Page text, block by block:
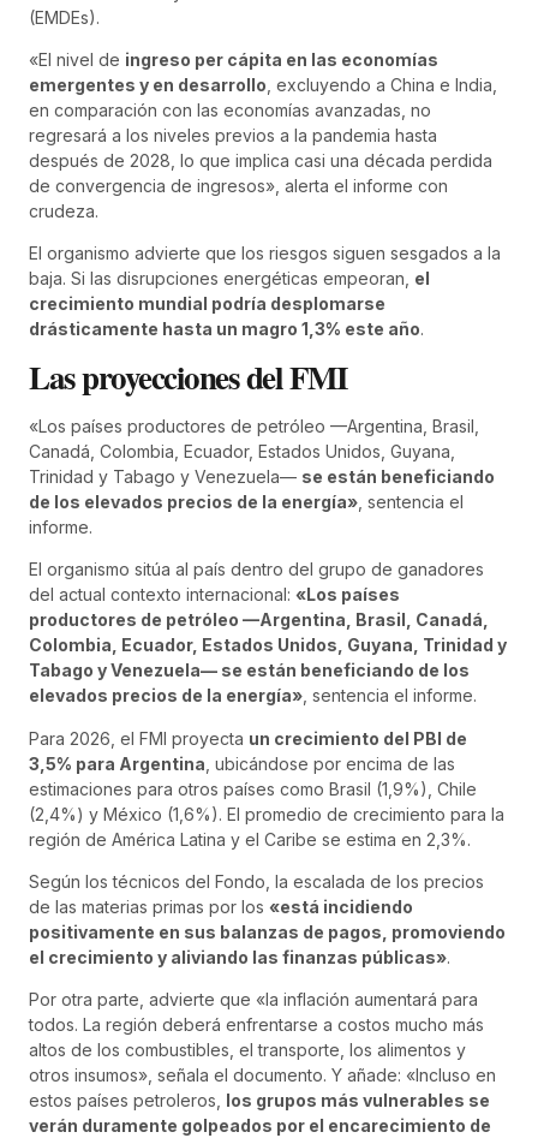
(EMDEs).
«El nivel de ingreso per cápita en las economías
emergentes y en desarrollo , excluyendo a China e India,
en comparación con las economías avanzadas, no
regresará a los niveles previos a la pandemia hasta
después de 2028, lo que implica casi una década perdida
de convergencia de ingresos», alerta el informe con
crudeza.
El organismo advierte que los riesgos siguen sesgados a la
baja. Si las disrupciones energéticas empeoran, el
crecimiento mundial podría desplomarse
drásticamente hasta un magro 1,3% este año.
Las proyecciones del FMI
«Los países productores de petróleo —Argentina, Brasil,
Canadá, Colombia, Ecuador, Estados Unidos, Guyana,
Trinidad y Tabago y Venezuela— se están beneficiando
de los elevados precios de la energía» , sentencia el
informe.
El organismo sitúa al país dentro del grupo de ganadores
del actual contexto internacional: «Los países
productores de petróleo —Argentina, Brasil, Canadá,
Colombia, Ecuador, Estados Unidos, Guyana, Trinidad y
Tabago y Venezuela— se están beneficiando de los
elevados precios de la energía» , sentencia el informe.
Para 2026, el FMI proyecta un crecimiento del PBI de
3,5% para Argentina , ubicándose por encima de las
estimaciones para otros países como Brasil (1,9%), Chile
(2,4%) y México (1,6%). El promedio de crecimiento para la
región de América Latina y el Caribe se estima en 2,3%.
Según los técnicos del Fondo, la escalada de los precios
de las materias primas por los «está incidiendo
positivamente en sus balanzas de pagos, promoviendo
el crecimiento y aliviando las finanzas públicas».
Por otra parte, advierte que «la inflación aumentará para
todos. La región deberá enfrentarse a costos mucho más
altos de los combustibles, el transporte, los alimentos y
otros insumos», señala el documento. Y añade: «Incluso en
estos países petroleros, los grupos más vulnerables se
verán duramente golpeados por el encarecimiento de